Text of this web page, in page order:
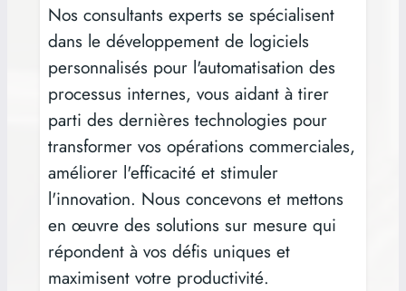
Nos consultants experts se spécialisent
dans le développement de logiciels
personnalisés pour l'automatisation des
processus internes, vous aidant à tirer
parti des dernières technologies pour
transformer vos opérations commerciales,
améliorer l'efficacité et stimuler
l'innovation. Nous concevons et mettons
en œuvre des solutions sur mesure qui
répondent à vos défis uniques et
maximisent votre productivité.